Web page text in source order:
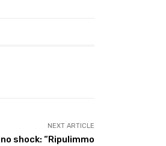
NEXT ARTICLE
shock: “Ripulimmo